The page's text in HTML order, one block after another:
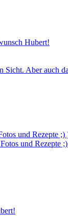
Hubert!
Aber auch
und Rezepte ;)
und Rezepte